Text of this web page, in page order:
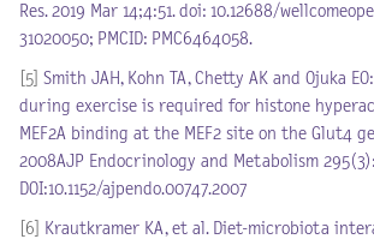
Res. 2019 Mar 14;4:51. doi: 10.12688/
31020050; PMCID: PMC6464058.
[5] Smith JAH, Kohn TA, Chetty AK and Ojuka
during exercise is required for histone
MEF2A binding at the MEF2 site on the Glut4
2008AJP Endocrinology and Metabolism
DOI:10.1152/ajpendo.00747.2007
[6]
Krautkramer KA, et al. Diet-microbiota